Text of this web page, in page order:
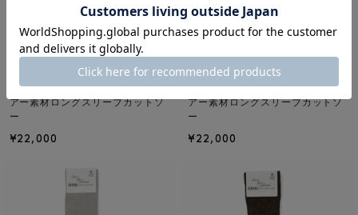
NEW
BASERANGE ＜ベースレンジ＞ シ
アー素材ロングスリーブカットソ
ー
¥22,000
BASERANGE
BASERANGE ＜ベースレンジ＞ シ
アー素材ロングスリーブカットソ
ー
¥22,000